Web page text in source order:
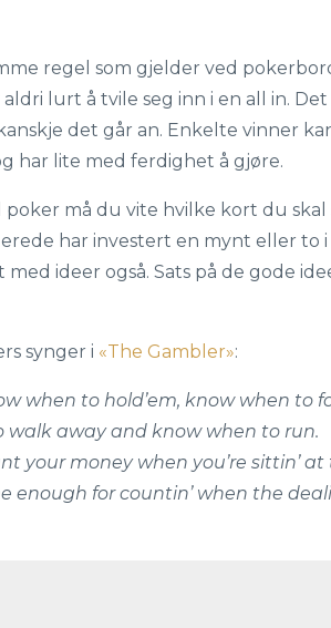
regel som gjelder ved
lurt å tvile seg inn i en all in.
det går an. Enkelte vinner
har lite med ferdighet å gjøre.
poker må du vite hvilke kort du skal
har investert en mynt eller to
med ideer også. Sats på de gode
synger i «The Gambler»:
when to hold’em, know when to
walk away and know when to run.
your money when you’re sittin’
enough for countin’ when the